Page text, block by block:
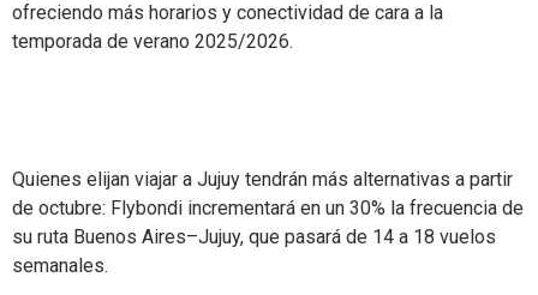
ofreciendo más horarios y conectividad de cara a la
temporada de verano 2025/2026.
Quienes elijan viajar a Jujuy tendrán más alternativas a partir
de octubre: Flybondi incrementará en un 30% la frecuencia de
su ruta Buenos Aires–Jujuy, que pasará de 14 a 18 vuelos
semanales.